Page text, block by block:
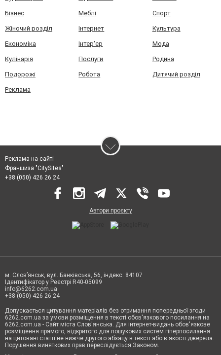
Бізнес Меблі Спорт
Жіночий розділ Інтернет Культура
Економіка Інтер'єр Мода
Кулінарія Послуги Родина
Подорожі Робота Дитячий розділ
Реклама
Реклама на сайті
Франшиза "CitySites"
+38 (050) 426 26 24
Автори проєкту
м. Слов’янськ, вул. Банківська, 56, індекс: 84107
Ідентифікатор у Реєстрі R40-05099
info@6262.com.ua
+38 (050) 426 26 24
Допускається цитування матеріалів без отримання попередньої згоди
6262.com.ua за умови розміщення в тексті обов'язкового посилання на
6262.com.ua - Сайт міста Слов'янська. Для інтернет-видань обов'язкове
розміщення прямого, відкритого для пошукових систем гіперпосилання
на цитовані статті не нижче другого абзацу в тексті або в якості джерела.
Порушення виняткових прав переслідується Законом.